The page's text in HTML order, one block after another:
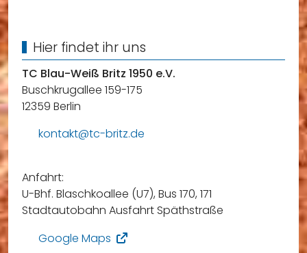
Hier findet ihr uns
TC Blau-Weiß Britz 1950 e.V.
Buschkrugallee 159-175
12359 Berlin
kontakt@tc-britz.de
Anfahrt:
U-Bhf. Blaschkoallee (U7), Bus 170, 171
Stadtautobahn Ausfahrt Späthstraße
Google Maps